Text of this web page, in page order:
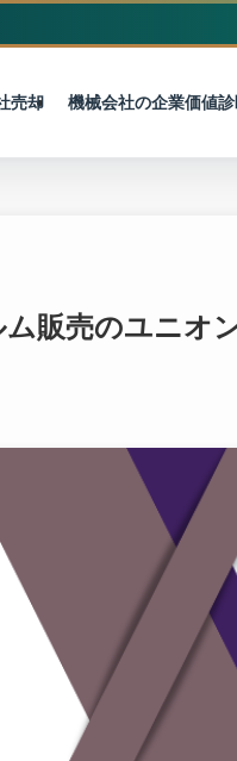
売却 機械会社の企業価値
販売のユニオ